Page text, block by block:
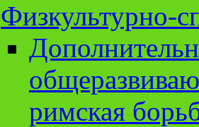
Физкультурно-
римская